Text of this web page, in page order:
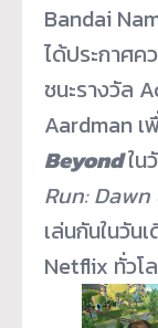
Bandai
ได้ประกาศค
ชนะรางวัล
Aardman เ
Beyondใน
Run:
เล่นกันในวัน
Netflix ทั่วโ